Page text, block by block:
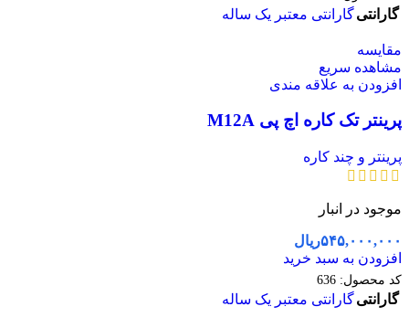
گارانتیگارانتی معتبر یک ساله
مقایسه
مشاهده سریع
افزودن به علاقه مندی
پرینتر تک کاره اچ پی M12A
پرینتر و چند کاره
موجود در انبار
۵۴۵,۰۰۰,۰۰۰ریال
افزودن به سبد خرید
کد محصول: 636
گارانتیگارانتی معتبر یک ساله